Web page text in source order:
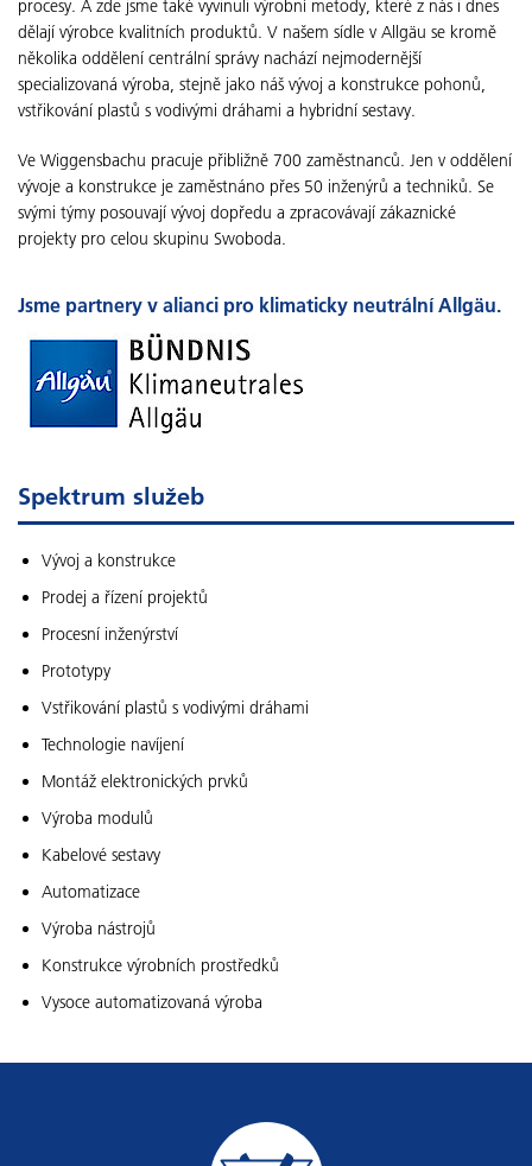
procesy. A zde jsme také vyvinuli výrobní metody, které z nás i dnes
dělají výrobce kvalitních produktů. V našem sídle v Allgäu se kromě
několika oddělení centrální správy nachází nejmodernější
specializovaná výroba, stejně jako náš vývoj a konstrukce pohonů,
vstřikování plastů s vodivými dráhami a hybridní sestavy.
Ve Wiggensbachu pracuje přibližně 700 zaměstnanců. Jen v oddělení
vývoje a konstrukce je zaměstnáno přes 50 inženýrů a techniků. Se
svými týmy posouvají vývoj dopředu a zpracovávají zákaznické
projekty pro celou skupinu Swoboda.
Jsme partnery v alianci pro klimaticky neutrální Allgäu.
Spektrum služeb
Vývoj a konstrukce
Prodej a řízení projektů
Procesní inženýrství
Prototypy
Vstřikování plastů s vodivými dráhami
Technologie navíjení
Montáž elektronických prvků
Výroba modulů
Kabelové sestavy
Automatizace
Výroba nástrojů
Konstrukce výrobních prostředků
Vysoce automatizovaná výroba